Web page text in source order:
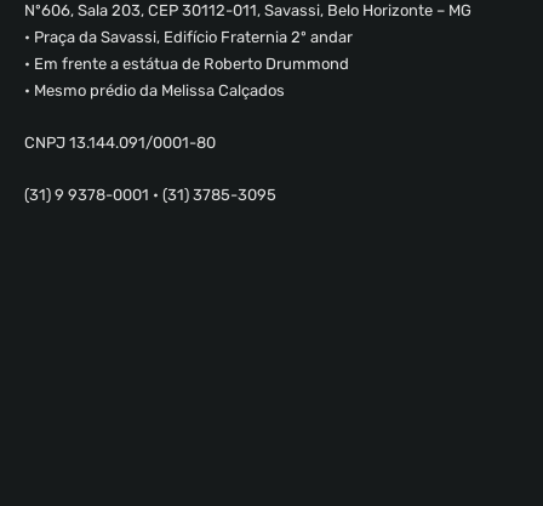
Nº606, Sala 203, CEP 30112-011, Savassi, Belo Horizonte – MG
• Praça da Savassi, Edifício Fraternia 2º andar
• Em frente a estátua de Roberto Drummond
• Mesmo prédio da Melissa Calçados
CNPJ 13.144.091/0001-80
(31) 9 9378-0001 • (31) 3785-3095